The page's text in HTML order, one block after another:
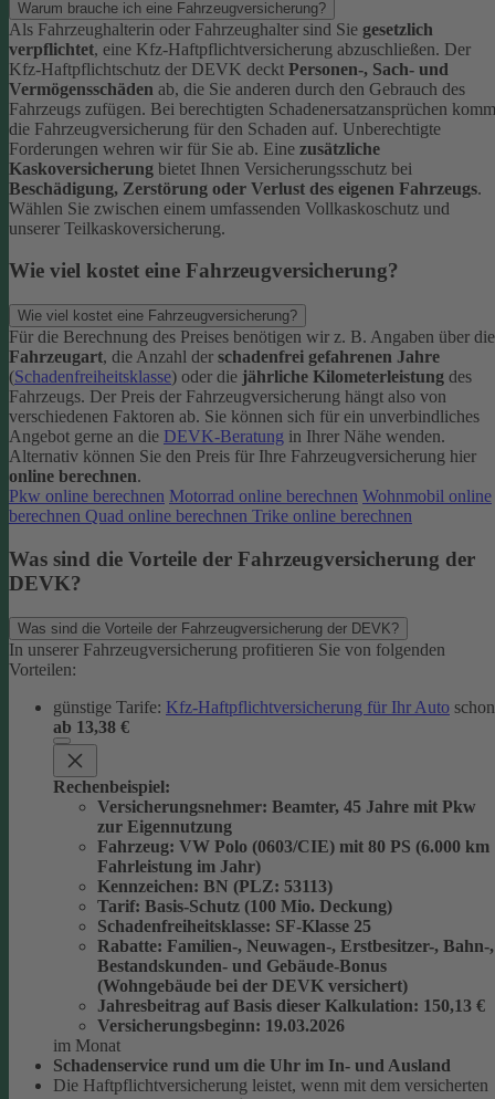
Warum brauche ich eine Fahrzeugversicherung?
Als Fahrzeughalterin oder Fahrzeughalter sind Sie gesetzlich
verpflichtet, eine Kfz-Haftpflichtversicherung abzuschließen. Der
Kfz-Haftpflichtschutz der DEVK deckt Personen-, Sach- und
Vermögensschäden ab, die Sie anderen durch den Gebrauch des
Fahrzeugs zufügen. Bei berechtigten Schadenersatzansprüchen
die Fahrzeugversicherung für den Schaden auf. Unberechtigte
Forderungen wehren wir für Sie ab. Eine zusätzliche
Kaskoversicherung bietet Ihnen Versicherungsschutz bei
Beschädigung, Zerstörung oder Verlust des eigenen Fahrzeugs.
Wählen Sie zwischen einem umfassenden Vollkaskoschutz und
unserer Teilkaskoversicherung.
Wie viel kostet eine Fahrzeugversicherung?
Wie viel kostet eine Fahrzeugversicherung?
Für die Berechnung des Preises benötigen wir z. B. Angaben über die
Fahrzeugart, die Anzahl der schadenfrei gefahrenen Jahre
(Schadenfreiheitsklasse) oder die jährliche Kilometerleistung des
Fahrzeugs. Der Preis der Fahrzeugversicherung hängt also von
verschiedenen Faktoren ab. Sie können sich für ein unverbindliches
Angebot gerne an die DEVK-Beratung in Ihrer Nähe wenden.
Alternativ können Sie den Preis für Ihre Fahrzeugversicherung hier
online berechnen.
Pkw online berechnen Motorrad online berechnen Wohnmobil online
berechnen Quad online berechnen Trike online berechnen
Was sind die Vorteile der Fahrzeugversicherung der
DEVK?
Was sind die Vorteile der Fahrzeugversicherung der DEVK?
In unserer Fahrzeugversicherung profitieren Sie von folgenden
Vorteilen:
günstige Tarife: Kfz-Haftpflichtversicherung für Ihr Auto schon
ab 13,38 €
Rechenbeispiel:
Versicherungsnehmer: Beamter, 45 Jahre mit Pkw
zur Eigennutzung
Fahrzeug: VW Polo (0603/CIE) mit 80 PS (6.000 km
Fahrleistung im Jahr)
Kennzeichen: BN (PLZ: 53113)
Tarif: Basis-Schutz (100 Mio. Deckung)
Schadenfreiheitsklasse: SF-Klasse 25
Rabatte: Familien-, Neuwagen-, Erstbesitzer-, Bahn-,
Bestandskunden- und Gebäude-Bonus
(Wohngebäude bei der DEVK versichert)
Jahresbeitrag auf Basis dieser Kalkulation: 150,13 €
Versicherungsbeginn: 19.03.2026
im Monat
Schadenservice rund um die Uhr im In- und Ausland
Die Haftpflichtversicherung leistet, wenn mit dem versicherten